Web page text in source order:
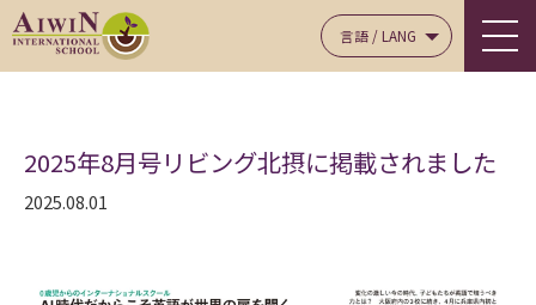
言語 / LANG
2025年8月号リビング北摂に掲載されました
2025.08.01